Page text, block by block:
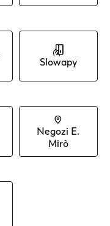
Slowapy
Negozi E.
Mirò